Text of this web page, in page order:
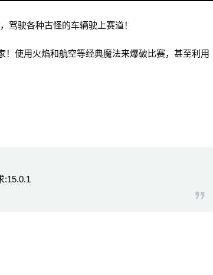
驾驶各种古怪的车辆驶上赛道！
使用火焰和航空等经典魔法来爆破比赛，甚至利用
:15.0.1